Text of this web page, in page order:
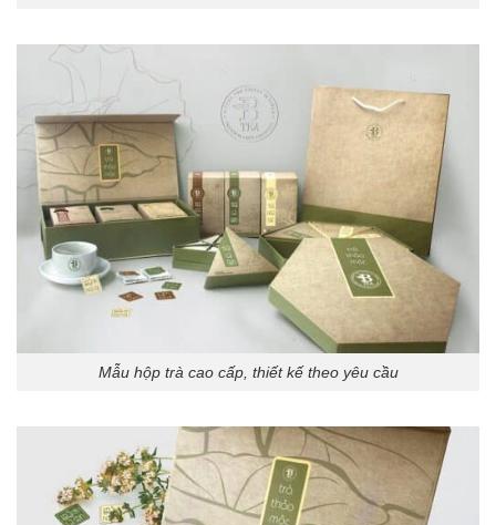
Mẫu hộp trà cao cấp, thiết kế theo yêu cầu